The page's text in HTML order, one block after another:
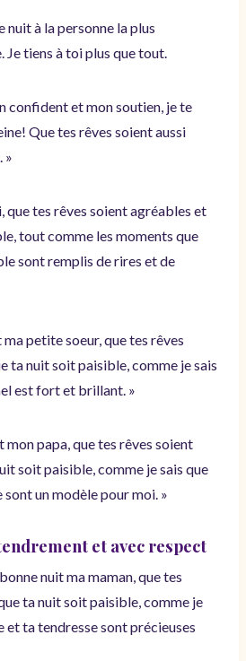
nuit à la personne la plus
tiens à toi plus que tout.
confident et mon soutien, je te
Que tes rêves soient aussi
»
que tes rêves soient agréables et
tout comme les moments que
sont remplis de rires et de
petite soeur, que tes rêves
ta nuit soit paisible, comme je sais
est fort et brillant. »
mon papa, que tes rêves soient
soit paisible, comme je sais que
un modèle pour moi. »
et avec respect
nuit ma maman, que tes
ta nuit soit paisible, comme je
et ta tendresse sont précieuses